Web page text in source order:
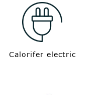
Calorifer electric